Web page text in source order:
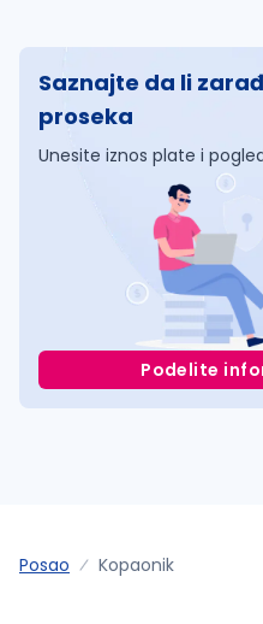
Saznajte da li
proseka
Unesite iznos plate i
Podelite
Posao Kopaonik